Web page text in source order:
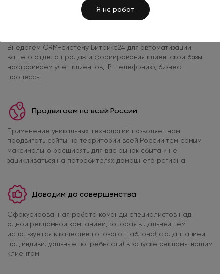
Я не робот
Взаимодействуем с вашим отделом продаж,
Внедряем CRM-систему Битрикс24 для автоматизации
вашего отдела продаж и формирования клиентской базы:
настраиваем учет клиентов, IP-телефонию, бизнес-
процессы
Продвигаем по всей России
Применение уникальных технологий позволяет нам
продвигать сайты на территории всей России тем самым
максимально расширять для вас рынок сбыта и не
зацикливаться на потребителях домашнего региона
Доводим до совершенства
Сфокусированная работа команды специалистов над
одной рекламной кампанией, которая в дальнейшем
используется в качестве готового шаблона( с адаптацией
под индивидуальные потребности) в запуске рекламы нашим
клиентам